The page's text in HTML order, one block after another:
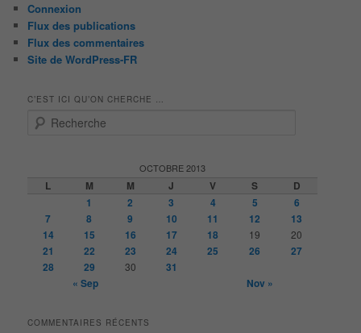
Connexion
Flux des publications
Flux des commentaires
Site de WordPress-FR
C’EST ICI QU’ON CHERCHE …
OCTOBRE 2013
L M M J V S
D
1
2 3 4 5
6
7
8 9 10 11 12
13
14
15 16 17 18 19 20
21 22 23 24 25 26
27
28
29 30
31
« Sep
Nov »
COMMENTAIRES RÉCENTS